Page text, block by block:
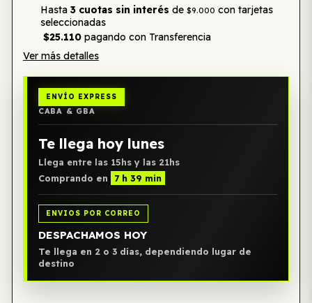
Hasta 3 cuotas sin interés de $9.000 con tarjetas
seleccionadas
$25.110pagando con Transferencia
Ver más detalles
ENVÍO EXPRESS
CABA & GBA
Te llega hoy lunes
Llega entre las 15hs y las 21hs
Comprando en
7 h 39 min
ENVIOS POR CORREO
DESPACHAMOS HOY
Te llega en 2 o 3 días, dependiendo lugar de
destino